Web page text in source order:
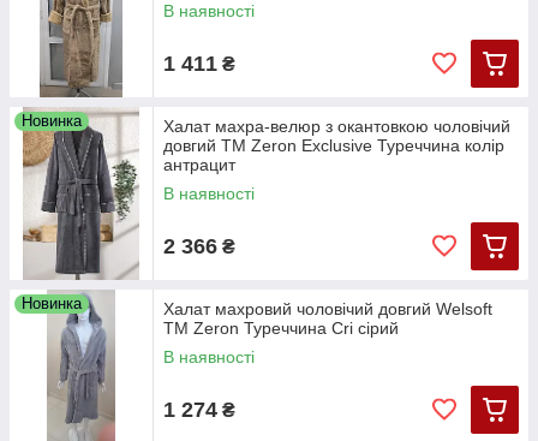
В наявності
1 411 ₴
Новинка
Халат махра-велюр з окантовкою чоловічий
довгий TM Zeron Exclusive Туреччина колір
антрацит
В наявності
2 366 ₴
Новинка
Халат махровий чоловічий довгий Welsoft
TM Zeron Туреччина Cri сірий
В наявності
1 274 ₴